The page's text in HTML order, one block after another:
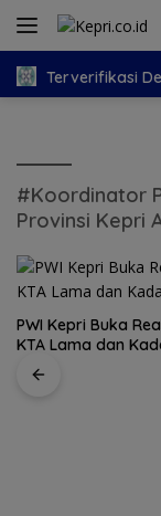
Langsung
Terverifikasi
#Koordinator
Provinsi Kepri
PWI Kepri Buka
KTA Lama dan